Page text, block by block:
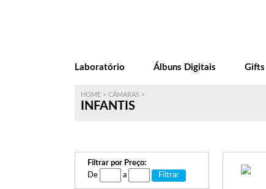
Laboratório Álbuns Digitais Gifts
HOME > CÂMARAS >
INFANTIS
Filtrar por Preço:
De
a Filtrar